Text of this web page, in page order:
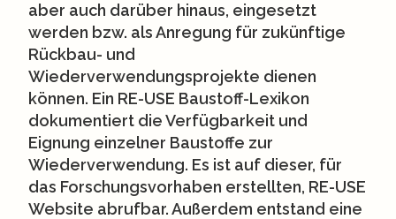
aber auch darüber hinaus, eingesetzt
werden bzw. als Anregung für zukünftige
Rückbau- und
Wiederverwendungsprojekte dienen
können. Ein RE-USE Baustoff-Lexikon
dokumentiert die Verfügbarkeit und
Eignung einzelner Baustoffe zur
Wiederverwendung. Es ist auf dieser, für
das Forschungsvorhaben erstellten, RE-USE
Website abrufbar. Außerdem entstand eine